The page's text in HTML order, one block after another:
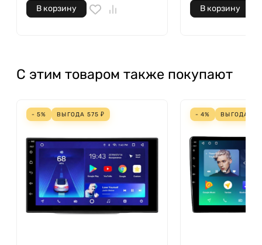
В корзину В корзину
С этим товаром также покупают
- 5% ВЫГОДА 575 ₽ - 4% ВЫГОДА